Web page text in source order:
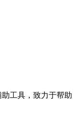
工具，致力于帮助